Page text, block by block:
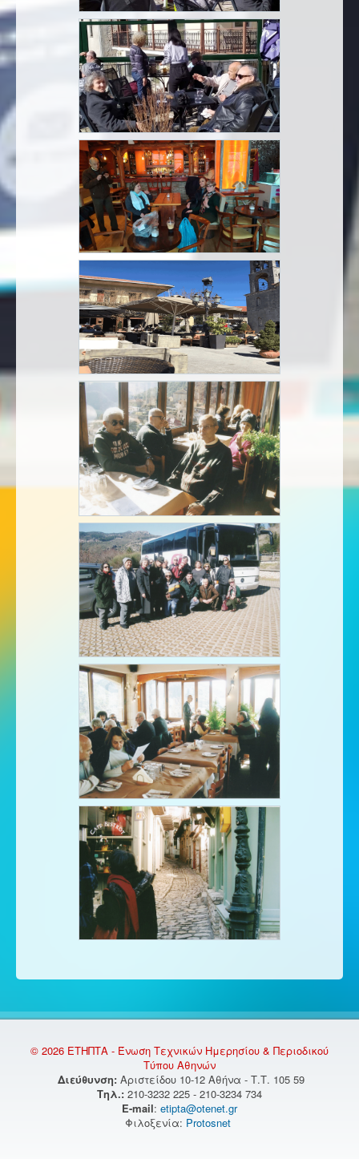
© 2026 ΕΤΗΠΤΑ - Ένωση Τεχνικών Ημερησίου & Περιοδικού
Τύπου Αθηνών
Διεύθυνση: Αριστείδου 10-12 Αθήνα - Τ.Τ. 105 59
Τηλ.: 210-3232 225 - 210-3234 734
E-mail: etipta@otenet.gr
Φιλοξενία: Protosnet